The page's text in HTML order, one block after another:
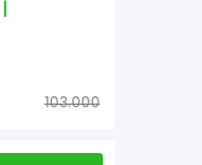
103.000